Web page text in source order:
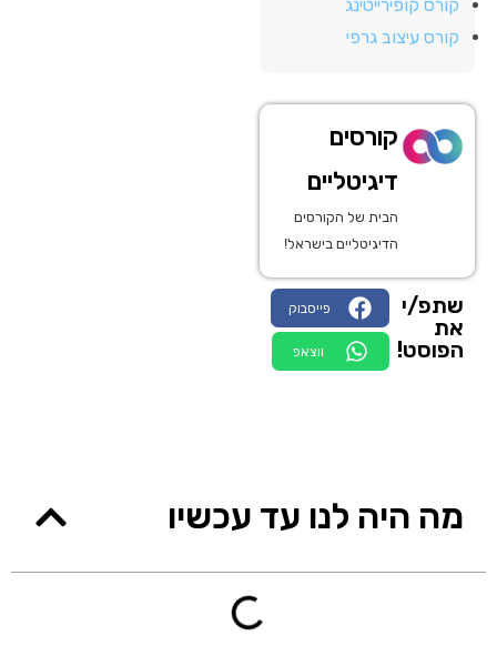
קורס קופירייטינג
קורס עיצוב גרפי
קורסים
דיגיטליים
הבית של הקורסים
הדיגיטליים בישראל!
שתפ/י
את
הפוסט!
פייסבוק
ווצאפ
מה היה לנו עד עכשיו